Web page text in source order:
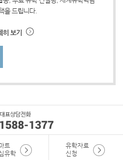
을 드립니다.
보기
트
유학
유학자료
신청